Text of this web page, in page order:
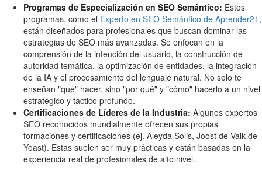
Programas de Especialización en SEO Semántico: Estos
programas, como el Experto en SEO Semántico de Aprender21 ,
están diseñados para profesionales que buscan dominar las
estrategias de SEO más avanzadas. Se enfocan en la
comprensión de la intención del usuario, la construcción de
autoridad temática, la optimización de entidades, la integración
de la IA y el procesamiento del lenguaje natural. No solo te
enseñan "qué" hacer, sino "por qué" y "cómo" hacerlo a un nivel
estratégico y táctico profundo.
Certificaciones de Líderes de la Industria: Algunos expertos
SEO reconocidos mundialmente ofrecen sus propias
formaciones y certificaciones (ej. Aleyda Solis, Joost de Valk de
Yoast). Estas suelen ser muy prácticas y están basadas en la
experiencia real de profesionales de alto nivel.